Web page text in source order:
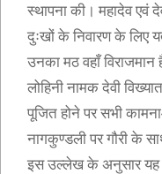
स्थापना की। महादेव एवं
दुःखों के निवारण के लिए
उनका मठ वहाँ
लोहिनी नामक देवी
पूजित होने पर सभी
नागकुण्डली पर गौरी के
इस उल्लेख के अनुसार यह